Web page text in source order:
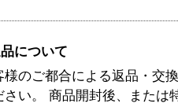
について
様のご都合による返品・交
さい。 商品開封後、または